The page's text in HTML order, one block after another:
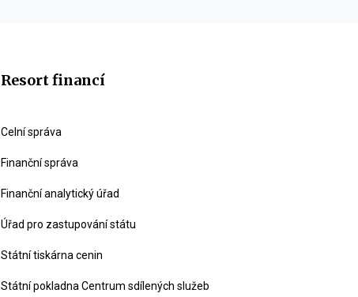
Resort financí
Celní správa
Finanční správa
Finanční analytický úřad
Úřad pro zastupování státu
Státní tiskárna cenin
Státní pokladna Centrum sdílených služeb